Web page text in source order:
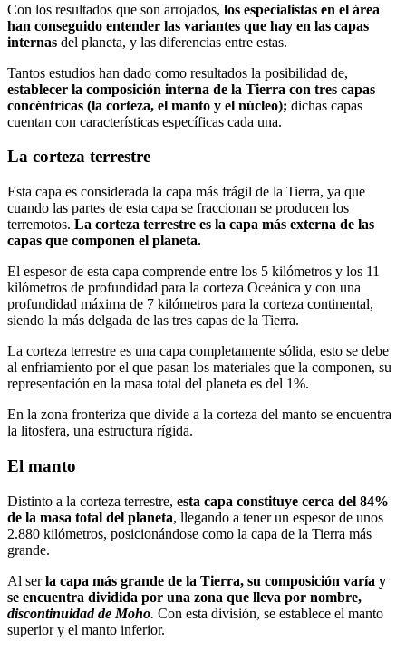
Con los resultados que son arrojados, los especialistas en el área
han conseguido entender las variantes que hay en las capas
internas del planeta, y las diferencias entre estas.
Tantos estudios han dado como resultados la posibilidad de,
establecer la composición interna de la Tierra con tres capas
concéntricas (la corteza, el manto y el núcleo); dichas capas
cuentan con características específicas cada una.
La corteza terrestre
Esta capa es considerada la capa más frágil de la Tierra, ya que
cuando las partes de esta capa se fraccionan se producen los
terremotos. La corteza terrestre es la capa más externa de las
capas que componen el planeta.
El espesor de esta capa comprende entre los 5 kilómetros y los 11
kilómetros de profundidad para la corteza Oceánica y con una
profundidad máxima de 7 kilómetros para la corteza continental,
siendo la más delgada de las tres capas de la Tierra.
La corteza terrestre es una capa completamente sólida, esto se debe
al enfriamiento por el que pasan los materiales que la componen, su
representación en la masa total del planeta es del 1%.
En la zona fronteriza que divide a la corteza del manto se encuentra
la litosfera, una estructura rígida.
El manto
Distinto a la corteza terrestre, esta capa constituye cerca del 84%
de la masa total del planeta, llegando a tener un espesor de unos
2.880 kilómetros, posicionándose como la capa de la Tierra más
grande.
Al serla capa más grande de la Tierra, su composición varía y
se encuentra dividida por una zona que lleva por nombre,
discontinuidad de Moho. Con esta división, se establece el manto
superior y el manto inferior.